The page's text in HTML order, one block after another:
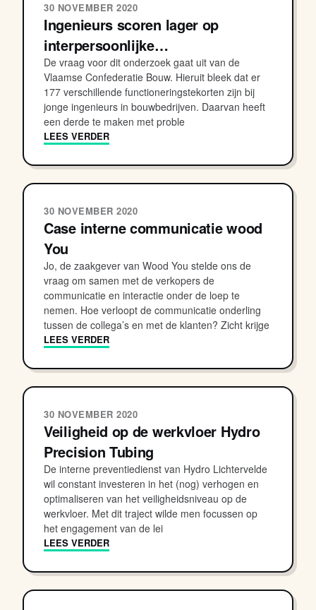
30 NOVEMBER 2020
Ingenieurs scoren lager op
interpersoonlijke…
De vraag voor dit onderzoek gaat uit van de
Vlaamse Confederatie Bouw. Hieruit bleek dat er
177 verschillende functioneringstekorten zijn bij
jonge ingenieurs in bouwbedrijven. Daarvan heeft
een derde te maken met proble
LEES VERDER
30 NOVEMBER 2020
Case interne communicatie wood
You
Jo, de zaakgever van Wood You stelde ons de
vraag om samen met de verkopers de
communicatie en interactie onder de loep te
nemen. Hoe verloopt de communicatie onderling
tussen de collega’s en met de klanten? Zicht krijge
LEES VERDER
30 NOVEMBER 2020
Veiligheid op de werkvloer Hydro
Precision Tubing
De interne preventiedienst van Hydro Lichtervelde
wil constant investeren in het (nog) verhogen en
optimaliseren van het veiligheidsniveau op de
werkvloer. Met dit traject wilde men focussen op
het engagement van de lei
LEES VERDER